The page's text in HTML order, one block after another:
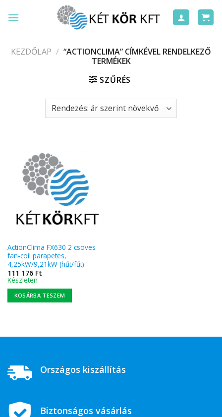
KEZDŐLAP / “ACTIONCLIMA” CÍMKÉVEL RENDELKEZŐ
TERMÉKEK
SZŰRÉS
ActionClima FX630 2 csöves
fan-coil parapetes,
4,25kW/9,21kW (hűt/fűt)
111 176 Ft
Készleten
KOSÁRBA TESZEM
Országos kiszállítás
Biztonságos vásárlás